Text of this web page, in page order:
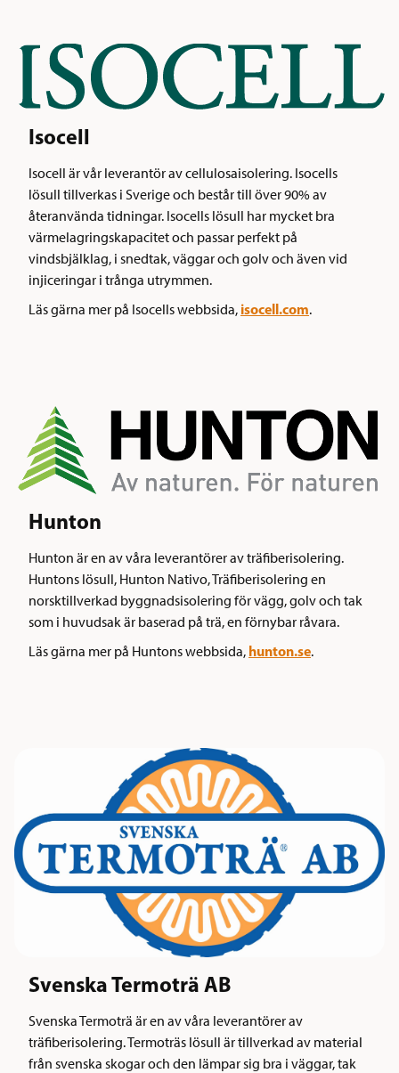
Isocell
Isocell är vår leverantör av cellulosaisolering. Isocells
lösull tillverkas i Sverige och består till över 90% av
återanvända tidningar. Isocells lösull har mycket bra
värmelagringskapacitet och passar perfekt på
vindsbjälklag, i snedtak, väggar och golv och även vid
injiceringar i trånga utrymmen.
Läs gärna mer på Isocells webbsida, isocell.com.
Hunton
Hunton är en av våra leverantörer av träfiberisolering.
Huntons lösull, Hunton Nativo, Träfiberisolering en
norsktillverkad byggnadsisolering för vägg, golv och tak
som i huvudsak är baserad på trä, en förnybar råvara.
Läs gärna mer på Huntons webbsida, hunton.se.
Svenska Termoträ AB
Svenska Termoträ är en av våra leverantörer av
träfiberisolering. Termoträs lösull är tillverkad av material
från svenska skogar och den lämpar sig bra i väggar, tak